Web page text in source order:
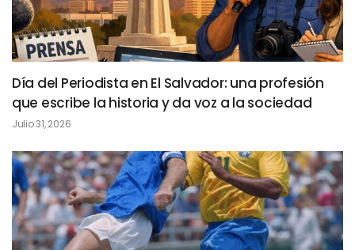
Día del Periodista en El Salvador: una profesión
que escribe la historia y da voz a la sociedad
Julio 31, 2026